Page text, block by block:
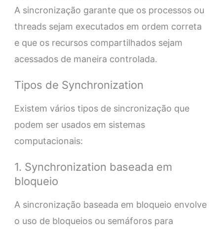
A sincronização garante que os processos ou
threads sejam executados em ordem correta
e que os recursos compartilhados sejam
acessados de maneira controlada.
Tipos de Synchronization
Existem vários tipos de sincronização que
podem ser usados em sistemas
computacionais:
1. Synchronization baseada em
bloqueio
A sincronização baseada em bloqueio envolve
o uso de bloqueios ou semáforos para